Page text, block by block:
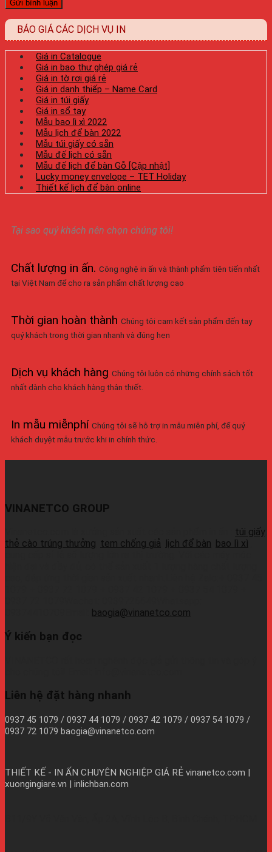
BÁO GIÁ CÁC DỊCH VỤ IN
Giá in Catalogue
Giá in bao thư ghép giá rẻ
Giá in tờ rơi giá rẻ
Giá in danh thiếp – Name Card
Giá in túi giấy
Giá in sổ tay
Mẫu bao lì xì 2022
Mẫu lịch để bàn 2022
Mẫu túi giấy có sẵn
Mẫu đế lịch có sẵn
Mẫu đế lịch để bàn Gỗ [Cập nhật]
Lucky money envelope – TET Holiday
Thiết kế lịch để bàn online
Tại sao quý khách nên chọn chúng tôi!
Chất lượng in ấn. Công nghệ in ấn và thành phẩm tiên tiến nhất
tại Việt Nam để cho ra sản phẩm chất lượng cao
Thời gian hoàn thành Chúng tôi cam kết sản phẩm đến tay
quý khách trong thời gian nhanh và đúng hẹn
Dịch vụ khách hàng Chúng tôi luôn có những chính sách tốt
nhất dành cho khách hàng thân thiết.
In mẫu miễnphí Chúng tôi sẽ hỗ trợ in mẫu miễn phí, để quý
khách duyệt mẫu trước khi in chính thức.
VINANETCO GROUP
túi giấy
thẻ cào trúng thưởng tem chống giả lịch để bàn bao lì xì
baogia@vinanetco.com
Ý kiến bạn đọc
Liên hệ đặt hàng nhanh
0937 45 1079 / 0937 44 1079 / 0937 42 1079 / 0937 54 1079 /
0937 72 1079 baogia@vinanetco.com
THIẾT KẾ - IN ẤN CHUYÊN NGHIỆP GIÁ RẺ vinanetco.com |
xuongingiare.vn | inlichban.com